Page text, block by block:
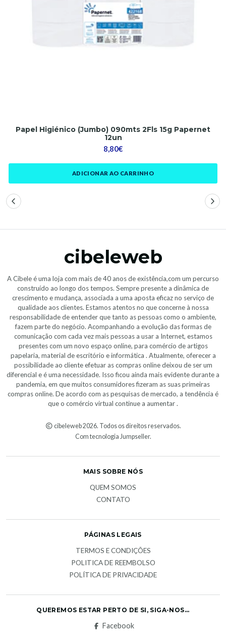
Papel Higiénico (Jumbo) 090mts 2Fls 15g Papernet
12un
8,80€
ADICIONAR AO CARRINHO
cibeleweb
A Cibele é uma loja com mais de 40 anos de existência,com um percurso
construído ao longo dos tempos. Sempre presente a dinâmica de
crescimento e mudança, associada a uma aposta eficaz no serviço de
qualidade aos clientes. Estamos atentos no que concerne à nossa
responsabilidade de entender que tanto as pessoas como o ambiente,
fazem parte do negócio. Acompanhando a evolução das formas de
comunicação com cada vez mais pessoas a usar a Internet, estamos
presentes com um novo espaço online, para comércio de artigos
papelaria, material de escritório e informática . Atualmente, oferecer a
possibilidade ao cliente efetuar as compras online deixou de ser um
diferencial e é uma necessidade. Isso ficou ainda mais evidente durante a
pandemia, em que muitos consumidores fizeram as suas primeiras
compras online. De acordo com as pesquisas de mercado, a tendência é
que o comércio virtual continue a aumentar .
cibeleweb 2026. Todos os direitos reservados.
Com tecnologia Jumpseller.
MAIS SOBRE NÓS
QUEM SOMOS
CONTATO
PÁGINAS LEGAIS
TERMOS E CONDIÇÕES
POLITICA DE REEMBOLSO
POLÍTICA DE PRIVACIDADE
QUEREMOS ESTAR PERTO DE SI, SIGA-NOS...
Facebook